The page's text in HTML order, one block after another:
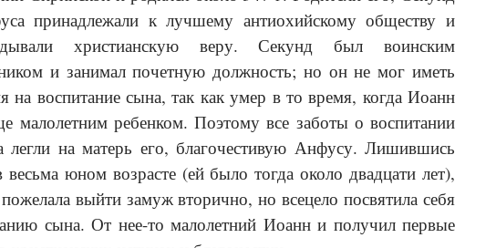
принадлежали к лучшему антиохийскому обществу и
христианскую веру. Секунд был воинским
и занимал почетную должность; но он не мог иметь
на воспитание сына, так как умер в то время, когда Иоанн
малолетним ребенком. Поэтому все заботы о воспитании
легли на матерь его, благочестивую Анфусу. Лишившись
юном возрасте (ей было тогда около двадцати лет),
выйти замуж вторично, но всецело посвятила себя
сына. От нее-то малолетний Иоанн и получил первые